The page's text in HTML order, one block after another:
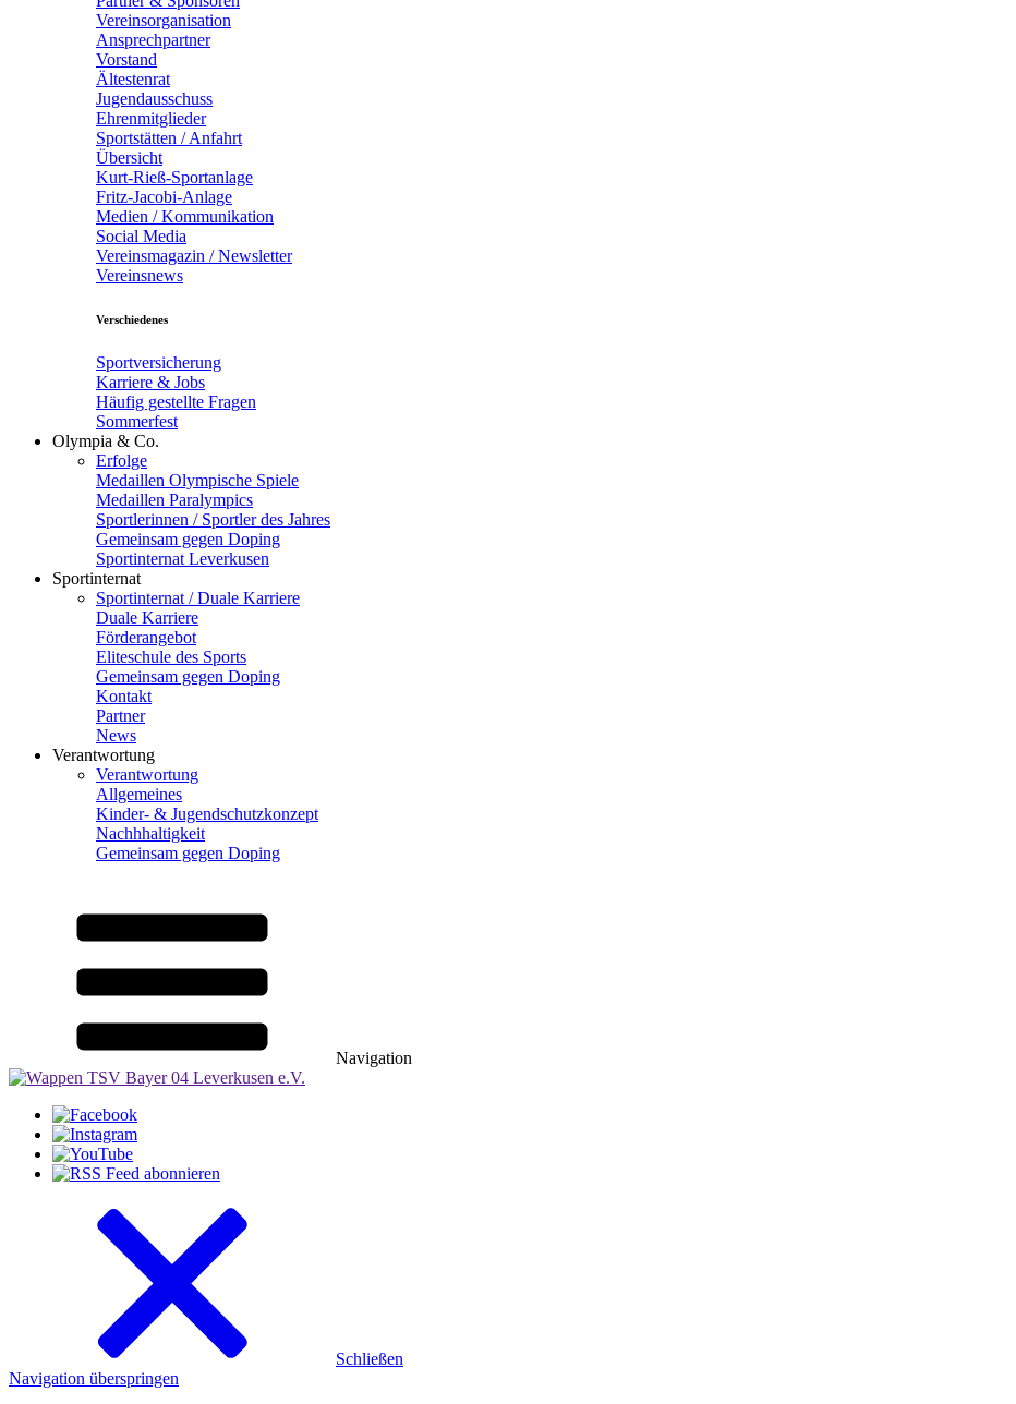
Vereinsorganisation
Ansprechpartner
Vorstand
Ältestenrat
Jugendausschuss
Ehrenmitglieder
Sportstätten / Anfahrt
Übersicht
Kurt-Rieß-Sportanlage
Fritz-Jacobi-Anlage
Medien / Kommunikation
Social Media
Vereinsmagazin / Newsletter
Vereinsnews
Verschiedenes
Sportversicherung
Karriere & Jobs
Häufig gestellte Fragen
Sommerfest
Olympia & Co.
Erfolge
Medaillen Olympische Spiele
Medaillen Paralympics
Sportlerinnen / Sportler des Jahres
Gemeinsam gegen Doping
Sportinternat Leverkusen
Sportinternat
Sportinternat / Duale Karriere
Duale Karriere
Förderangebot
Eliteschule des Sports
Gemeinsam gegen Doping
Kontakt
Partner
News
Verantwortung
Verantwortung
Allgemeines
Kinder- & Jugendschutzkonzept
Nachhhaltigkeit
Gemeinsam gegen Doping
Navigation
Schließen
Navigation überspringen